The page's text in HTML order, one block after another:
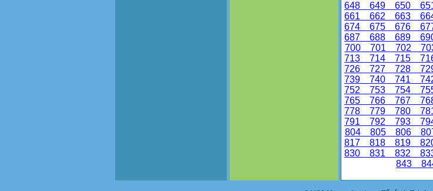
648
649 650
661
662 663
674
675 676
687
688 689
700
701 702
713
714 715
726
727 728
739
740 741
752
753 754
765
766 767
778
779 780
791
792 793
804
805 806
817
818 819
830
831 832
843